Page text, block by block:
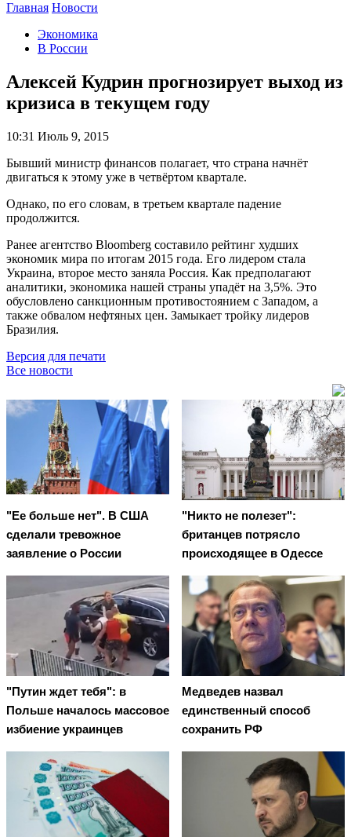
Главная Новости
Экономика
В России
Алексей Кудрин прогнозирует выход из
кризиса в текущем году
10:31 Июль 9, 2015
Бывший министр финансов полагает, что страна начнёт
двигаться к этому уже в четвёртом квартале.
Однако, по его словам, в третьем квартале падение
продолжится.
Ранее агентство Bloomberg составило рейтинг худших
экономик мира по итогам 2015 года. Его лидером стала
Украина, второе место заняла Россия. Как предполагают
аналитики, экономика нашей страны упадёт на 3,5%. Это
обусловлено санкционным противостоянием с Западом, а
также обвалом нефтяных цен. Замыкает тройку лидеров
Бразилия.
Версия для печати
Все новости
"Ее больше нет". В США
сделали тревожное
заявление о России
"Никто не полезет":
британцев потрясло
происходящее в Одессе
"Путин ждет тебя": в
Польше началось массовое
избиение украинцев
Медведев назвал
единственный способ
сохранить РФ